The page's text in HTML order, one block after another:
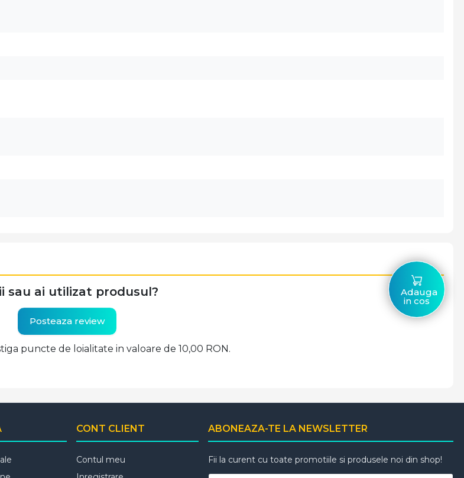
Adauga
in cos
sau ai utilizat produsul?
Posteaza review
puncte de loialitate in valoare de 10,00 RON.
CONT CLIENT
Contul meu
ABONEAZA-TE LA NEWSLETTER
Fii la curent cu toate promotiile si produsele noi din shop!